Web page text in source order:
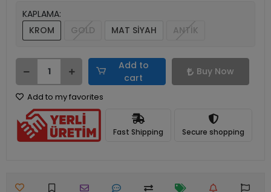
KAPLAMA:
KROM
GOLD MAT SİYAH ANTİK
Add to
cart
Buy Now
Add to my favorites
Fast Shipping Secure shopping